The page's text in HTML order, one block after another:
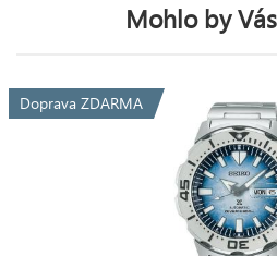
Mohlo by
Doprava ZDARMA